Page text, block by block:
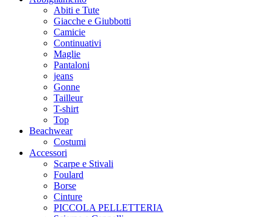
Abiti e Tute
Giacche e Giubbotti
Camicie
Continuativi
Maglie
Pantaloni
jeans
Gonne
Tailleur
T-shirt
Top
Beachwear
Costumi
Accessori
Scarpe e Stivali
Foulard
Borse
Cinture
PICCOLA PELLETTERIA